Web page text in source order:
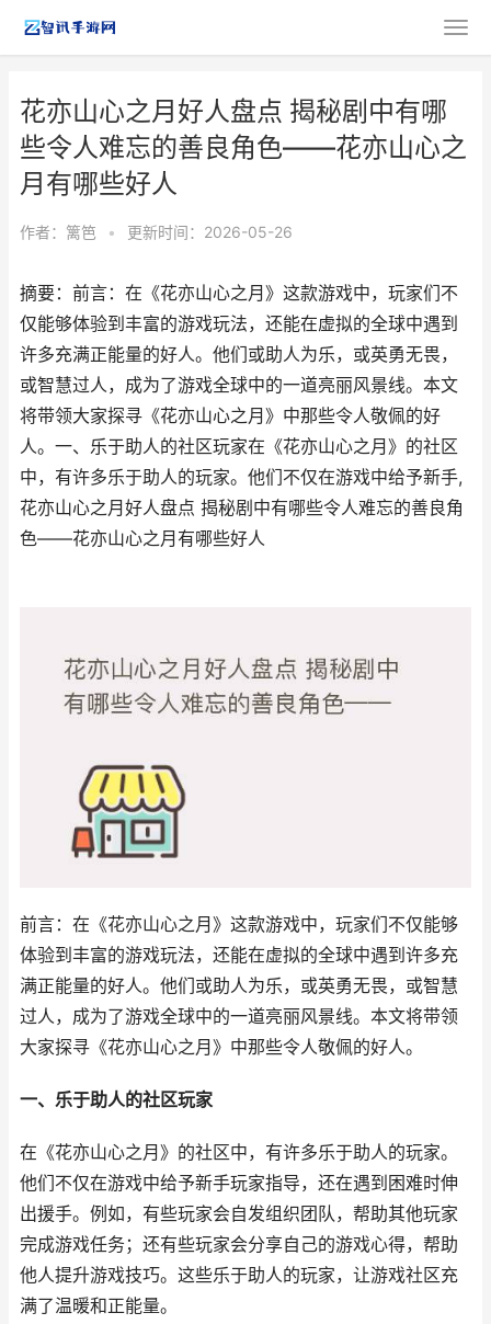
花亦山心之月好人盘点 揭秘剧中有哪
些令人难忘的善良角色——花亦山心之
月有哪些好人
作者： 篱笆 • 更新时间：2026-05-26
摘要：前言：在《花亦山心之月》这款游戏中，玩家们不
仅能够体验到丰富的游戏玩法，还能在虚拟的全球中遇到
许多充满正能量的好人。他们或助人为乐，或英勇无畏，
或智慧过人，成为了游戏全球中的一道亮丽风景线。本文
将带领大家探寻《花亦山心之月》中那些令人敬佩的好
人。一、乐于助人的社区玩家在《花亦山心之月》的社区
中，有许多乐于助人的玩家。他们不仅在游戏中给予新手,
花亦山心之月好人盘点 揭秘剧中有哪些令人难忘的善良角
色——花亦山心之月有哪些好人
前言：在《花亦山心之月》这款游戏中，玩家们不仅能够
体验到丰富的游戏玩法，还能在虚拟的全球中遇到许多充
满正能量的好人。他们或助人为乐，或英勇无畏，或智慧
过人，成为了游戏全球中的一道亮丽风景线。本文将带领
大家探寻《花亦山心之月》中那些令人敬佩的好人。
一、乐于助人的社区玩家
在《花亦山心之月》的社区中，有许多乐于助人的玩家。
他们不仅在游戏中给予新手玩家指导，还在遇到困难时伸
出援手。例如，有些玩家会自发组织团队，帮助其他玩家
完成游戏任务；还有些玩家会分享自己的游戏心得，帮助
他人提升游戏技巧。这些乐于助人的玩家，让游戏社区充
满了温暖和正能量。